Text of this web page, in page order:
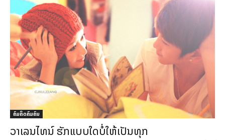
ຄົມຄິດຄົມຄົນ
ວາເລນໄທນ໌ ຮັກແບບໃດບໍ່ໃຫ້ເປັນທຸກ